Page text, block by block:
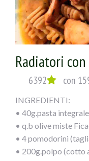
Radiatori
6392 con
INGREDIENTI:
• 40g.pasta
• q.b olive miste
• 4 pomodorini
• 200g.polpo (cotto